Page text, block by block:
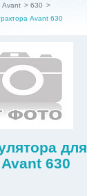
Avant > 630 >
Avant 630
для
630